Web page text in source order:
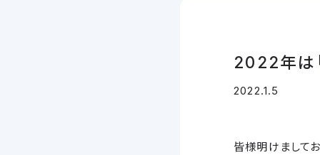
2022年は
2022.1.5
皆様明けまして